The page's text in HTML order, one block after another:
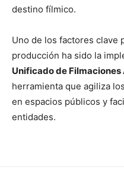
destino fílmico.
Uno de los factores clave
producción ha sido la
Unificado de Filmaciones
herramienta que agiliza
en espacios públicos y
entidades.